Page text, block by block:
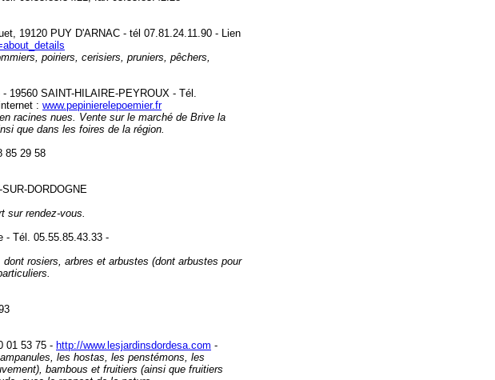
19120 PUY D'ARNAC - tél 07.81.24.11.90 - Lien
poiriers, cerisiers, pruniers, pêchers,
19560 SAINT-HILAIRE-PEYROUX - Tél.
: www.pepinierelepoemier.fr
racines nues . Vente sur le marché de Brive la
que dans les foires de la région.
85 29 58
DORDOGNE
sur rendez-vous.
- Tél. 05.55.85.43.33 -
rosiers, arbres et arbustes (dont arbustes pour
01 53 75 - http://www.lesjardinsdordesa.com -
les hostas, les penstémons, les
bambous et fruitiers (ainsi que fruitiers